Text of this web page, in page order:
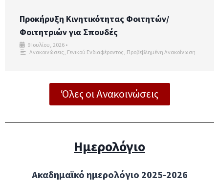
Προκήρυξη Κινητικότητας Φοιτητών/
Φοιτητριών για Σπουδές
9 Ιουλίου, 2026•
Ανακοινώσεις, Γενικού Ενδιαφέροντος, Προβεβλημένη Ανακοίνωση
Όλες οι Ανακοινώσεις
Ημερολόγιο
Ακαδημαϊκό ημερολόγιο 2025-2026